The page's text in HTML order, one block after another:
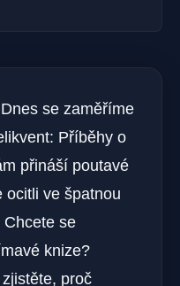
se zaměříme
Příběhy o
přináší poutavé
ocitli ve špatnou
se
knize?
proč